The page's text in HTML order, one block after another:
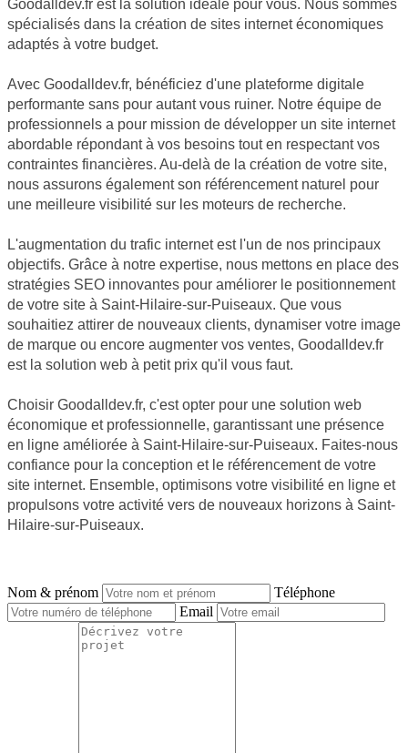
Goodalldev.fr est la solution idéale pour vous. Nous sommes
spécialisés dans la création de sites internet économiques
adaptés à votre budget.
Avec Goodalldev.fr, bénéficiez d'une plateforme digitale
performante sans pour autant vous ruiner. Notre équipe de
professionnels a pour mission de développer un site internet
abordable répondant à vos besoins tout en respectant vos
contraintes financières. Au-delà de la création de votre site,
nous assurons également son référencement naturel pour
une meilleure visibilité sur les moteurs de recherche.
L'augmentation du trafic internet est l'un de nos principaux
objectifs. Grâce à notre expertise, nous mettons en place des
stratégies SEO innovantes pour améliorer le positionnement
de votre site à Saint-Hilaire-sur-Puiseaux. Que vous
souhaitiez attirer de nouveaux clients, dynamiser votre image
de marque ou encore augmenter vos ventes, Goodalldev.fr
est la solution web à petit prix qu'il vous faut.
Choisir Goodalldev.fr, c'est opter pour une solution web
économique et professionnelle, garantissant une présence
en ligne améliorée à Saint-Hilaire-sur-Puiseaux. Faites-nous
confiance pour la conception et le référencement de votre
site internet. Ensemble, optimisons votre visibilité en ligne et
propulsons votre activité vers de nouveaux horizons à Saint-
Hilaire-sur-Puiseaux.
Nom & prénom
Téléphone
Email